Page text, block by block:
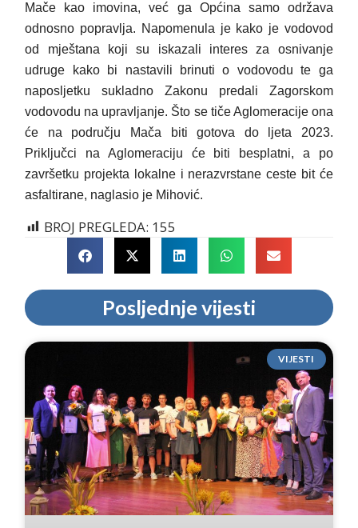
Mače kao imovina, već ga Općina samo održava
odnosno popravlja. Napomenula je kako je vodovod
od mještana koji su iskazali interes za osnivanje
udruge kako bi nastavili brinuti o vodovodu te ga
naposljetku sukladno Zakonu predali Zagorskom
vodovodu na upravljanje. Što se tiče Aglomeracije ona
će na području Mača biti gotova do ljeta 2023.
Priključci na Aglomeraciju će biti besplatni, a po
završetku projekta lokalne i nerazvrstane ceste bit će
asfaltirane, naglasio je Mihović.
BROJ PREGLEDA: 155
Posljednje vijesti
VIJESTI